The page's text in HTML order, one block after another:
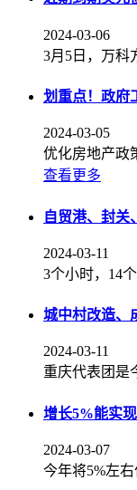
2024-03-06
3月5日，万科
划重点！政府
2024-03-05
优化房地产政
查看更多
自贸港、封
2024-03-11
3个小时，14
城中村改造、
2024-03-11
重庆代表团是
增长5%能实
2024-03-07
今年将5%左